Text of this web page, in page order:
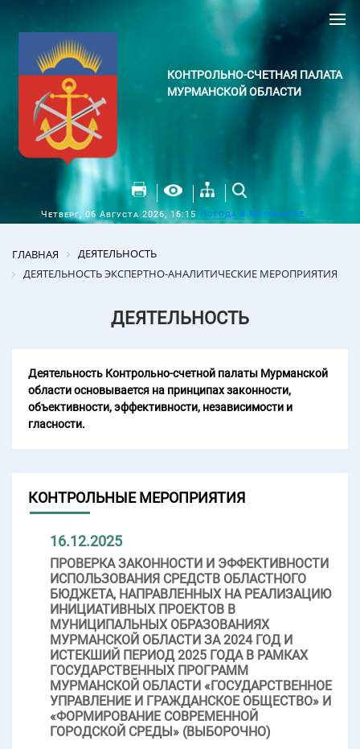
КОНТРОЛЬНО-СЧЕТНАЯ ПАЛАТА
МУРМАНСКОЙ ОБЛАСТИ
Четверг, 06 Августа 2026, 16:15 Погода в Мурманске
ГЛАВНАЯ
ДЕЯТЕЛЬНОСТЬ
ДЕЯТЕЛЬНОСТЬ ЭКСПЕРТНО-АНАЛИТИЧЕСКИЕ МЕРОПРИЯТИЯ
ДЕЯТЕЛЬНОСТЬ
Деятельность Контрольно-счетной палаты Мурманской
области основывается на принципах законности,
объективности, эффективности, независимости и
гласности.
КОНТРОЛЬНЫЕ МЕРОПРИЯТИЯ
16.12.2025
ПРОВЕРКА ЗАКОННОСТИ И ЭФФЕКТИВНОСТИ
ИСПОЛЬЗОВАНИЯ СРЕДСТВ ОБЛАСТНОГО
БЮДЖЕТА, НАПРАВЛЕННЫХ НА РЕАЛИЗАЦИЮ
ИНИЦИАТИВНЫХ ПРОЕКТОВ В
МУНИЦИПАЛЬНЫХ ОБРАЗОВАНИЯХ
МУРМАНСКОЙ ОБЛАСТИ ЗА 2024 ГОД И
ИСТЕКШИЙ ПЕРИОД 2025 ГОДА В РАМКАХ
ГОСУДАРСТВЕННЫХ ПРОГРАММ
МУРМАНСКОЙ ОБЛАСТИ «ГОСУДАРСТВЕННОЕ
УПРАВЛЕНИЕ И ГРАЖДАНСКОЕ ОБЩЕСТВО» И
«ФОРМИРОВАНИЕ СОВРЕМЕННОЙ
ГОРОДСКОЙ СРЕДЫ» (ВЫБОРОЧНО)